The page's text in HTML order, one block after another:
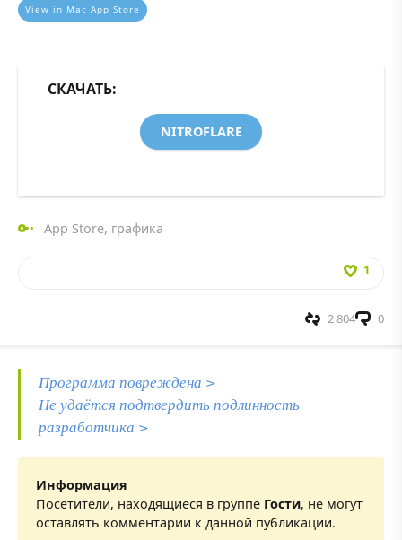
View in Mac App Store
СКАЧАТЬ:
NITROFLARE
App Store, графика
1
0
2 804
Программа повреждена >
Не удаётся подтвердить подлинность
разработчика >
Информация
Посетители, находящиеся в группе Гости, не могут
оставлять комментарии к данной публикации.